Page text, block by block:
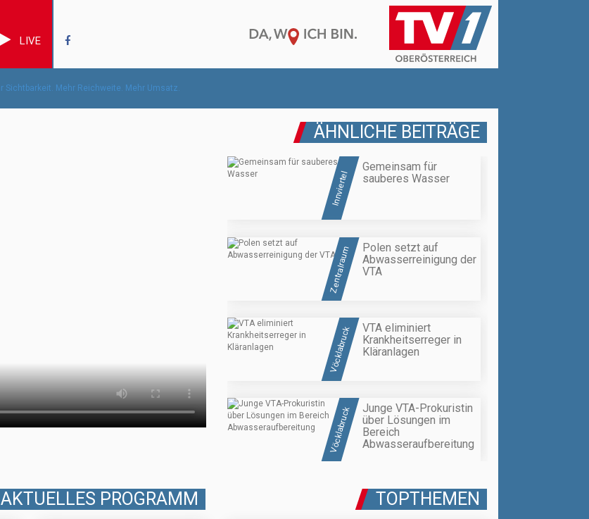
LIVE
ÄHNLICHE BEITRÄGE
Innviertel
Gemeinsam für
sauberes Wasser
Zentralraum
Polen setzt auf
Abwasserreinigung der
VTA
Vöcklabruck
VTA eliminiert
Krankheitserreger in
Kläranlagen
Vöcklabruck
Junge VTA-Prokuristin
über Lösungen im
Bereich
Abwasseraufbereitung
AKTUELLES PROGRAMM TOPTHEMEN